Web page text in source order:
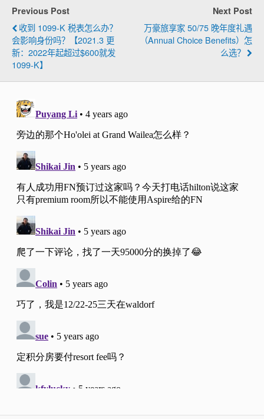
Previous Post
收到 1099-K 税表怎么办？
会影响身份吗？【2021.3 更
新：2022年起超过$600就发
1099-K】
Next Post
万豪旅享家 50/75 晚年度礼遇
（Annual Choice Benefits）怎
么选？